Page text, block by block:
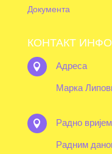
Документа
КОНТАКТ ИНФО
 Адреса
Марка
 Радно
Радним